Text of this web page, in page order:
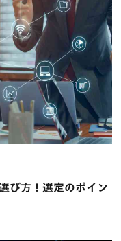
び方！選定のポイン